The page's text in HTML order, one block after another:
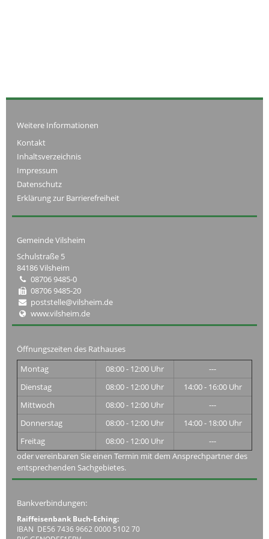
Weitere Informationen
Kontakt
Inhaltsverzeichnis
Impressum
Datenschutz
Erklärung zur Barrierefreiheit
Gemeinde Vilsheim
Schulstraße 5
84186 Vilsheim
08706 9485-0
08706 9485-20
poststelle@vilsheim.de
www.vilsheim.de
Öffnungszeiten des Rathauses
Montag
08:00 - 12:00 Uhr
---
Dienstag
08:00 - 12:00 Uhr
14:00 - 16:00 Uhr
Mittwoch
08:00 - 12:00 Uhr
---
Donnerstag
08:00 - 12:00 Uhr
14:00 - 18:00 Uhr
Freitag
08:00 - 12:00 Uhr
---
oder vereinbaren Sie einen Termin mit dem Ansprechpartner des
entsprechenden Sachgebietes.
Bankverbindungen:
Raiffeisenbank Buch-Eching:
IBAN DE56 7436 9662 0000 5102 70